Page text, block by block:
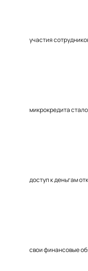
участия
микрокредита
доступ к деньгам
свои финансовые